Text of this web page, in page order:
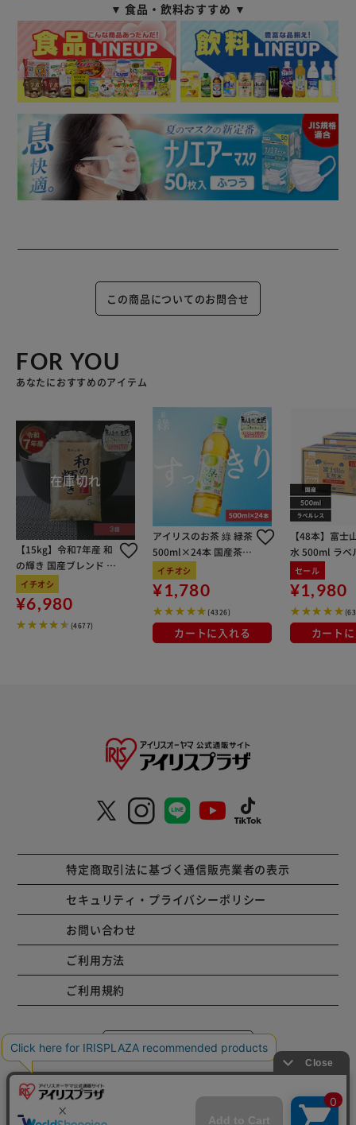
▼ 食品・飲料おすすめ ▼
この商品についてのお問合せ
FOR YOU
あなたにおすすめのアイテム
【15kg】令和7年産 和
の輝き 国産ブレンド 5
kg×3袋
イチオシ
¥6,980
(4677)
アイリスのお茶 綠 緑茶
500ml×24本 国産茶葉
100％使用
イチオシ
¥1,780
(4326)
カートに入れる
【48本】富士
水 500ml ラベ
セール
¥1,980
カート
特定商取引法に基づく通信販売業者の表示
セキュリティ・プライバシーポリシー
お問い合わせ
ご利用方法
ご利用規約
コーポレートサイト